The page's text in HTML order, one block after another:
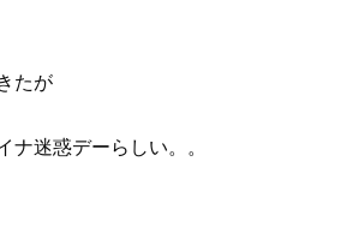
たが
ナ迷惑デーらしい。。